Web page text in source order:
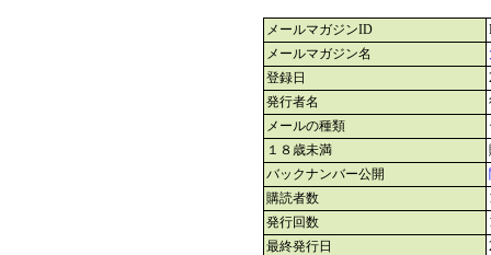
メールマガジンID
メールマガジン名
登録日
発行者名
メールの種類
１８歳未満
バックナンバー公開
購読者数
発行回数
最終発行日